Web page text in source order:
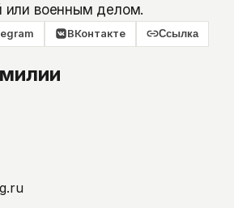
или военным делом.
ВКонтакте Ссылка